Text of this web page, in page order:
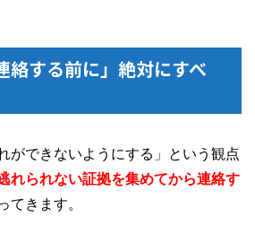
絡する前に」絶対にすべ
ができないようにする」という観点
れられない証拠を集めてから連絡す
てきます。